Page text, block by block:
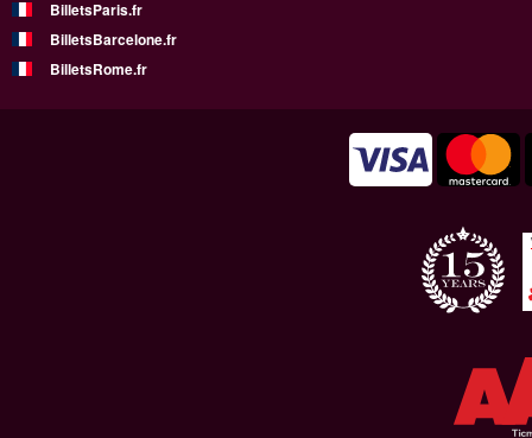
BilletsParis.fr
BilletsBarcelone.fr
BilletsRome.fr